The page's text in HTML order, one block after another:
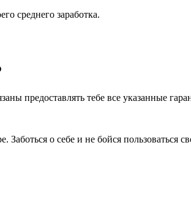
среднего заработка.
предоставлять тебе все указанные
о себе и не бойся пользоваться